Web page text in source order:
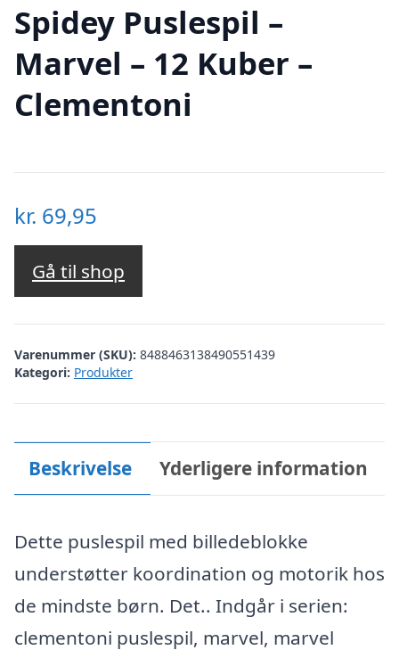
Spidey Puslespil –
Marvel – 12 Kuber –
Clementoni
kr. 69,95
Gå til shop
Varenummer (SKU): 8488463138490551439
Kategori: Produkter
Beskrivelse Yderligere information
Dette puslespil med billedeblokke
understøtter koordination og motorik hos
de mindste børn. Det.. Indgår i serien:
clementoni puslespil, marvel, marvel